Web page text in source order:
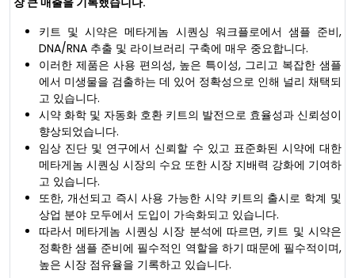
키트 및 시약은 메타게놈 시퀀싱 워크플로에서 샘플 준비,
DNA/RNA 추출 및 라이브러리 구축에 매우 중요합니다.
이러한 제품은 사용 편의성, 높은 특이성, 그리고 복잡한 샘플
에서 미생물을 검출하는 데 있어 정확성으로 인해 널리 채택되
고 있습니다.
시약 화학 및 자동화 호환 키트의 발전으로 효율성과 신뢰성이
향상되었습니다.
임상 진단 및 연구에서 신뢰할 수 있고 표준화된 시약에 대한
메타게놈 시퀀싱 시장의 수요 또한 시장 지배력 강화에 기여하
고 있습니다.
또한, 개선되고 즉시 사용 가능한 시약 키트의 출시로 학계 및
상업 분야 모두에서 도입이 가속화되고 있습니다.
따라서 메타게놈 시퀀싱 시장 분석에 따르면, 키트 및 시약은
정확한 샘플 준비에 필수적인 역할을 하기 때문에 필수적이며,
높은 시장 점유율을 기록하고 있습니다.